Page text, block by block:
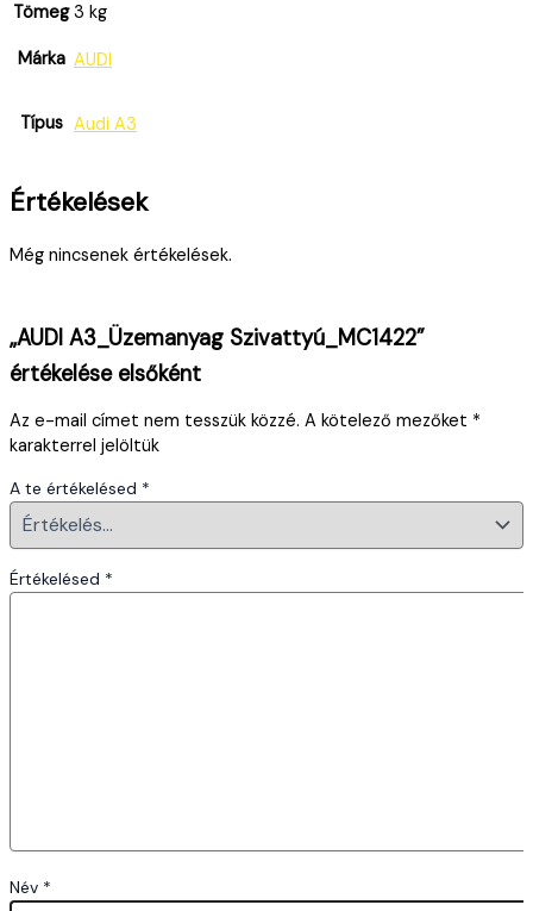
Tömeg 3 kg
Márka AUDI
Típus Audi A3
Értékelések
Még nincsenek értékelések.
„AUDI A3_Üzemanyag Szivattyú_MC1422”
értékelése elsőként
Az e-mail címet nem tesszük közzé. A kötelező mezőket *
karakterrel jelöltük
A te értékelésed *
Értékelésed *
Név *